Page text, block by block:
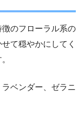
のフローラル系の
て穏やかにしてく
ベンダー、ゼラニ